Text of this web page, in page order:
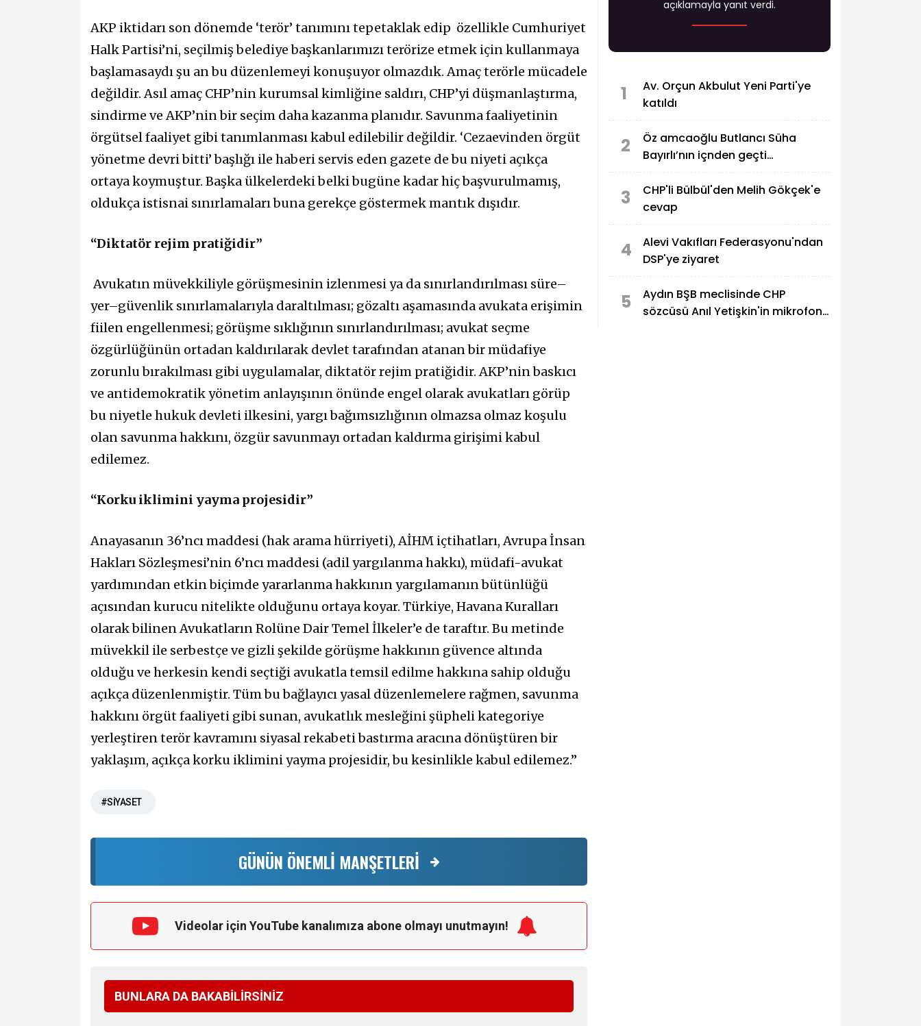
AKP iktidarı son dönemde ‘terör’ tanımını tepetaklak edip özellikle Cumhuriyet
Halk Partisi’ni, seçilmiş belediye başkanlarımızı terörize etmek için kullanmaya
başlamasaydı şu an bu düzenlemeyi konuşuyor olmazdık. Amaç terörle mücadele
değildir. Asıl amaç CHP’nin kurumsal kimliğine saldırı, CHP’yi düşmanlaştırma,
sindirme ve AKP’nin bir seçim daha kazanma planıdır. Savunma faaliyetinin
örgütsel faaliyet gibi tanımlanması kabul edilebilir değildir. ‘Cezaevinden örgüt
yönetme devri bitti’ başlığı ile haberi servis eden gazete de bu niyeti açıkça
ortaya koymuştur. Başka ülkelerdeki belki bugüne kadar hiç başvurulmamış,
oldukça istisnai sınırlamaları buna gerekçe göstermek mantık dışıdır.
“Diktatör rejim pratiğidir”
Avukatın müvekkiliyle görüşmesinin izlenmesi ya da sınırlandırılması süre–
yer–güvenlik sınırlamalarıyla daraltılması; gözaltı aşamasında avukata erişimin
fiilen engellenmesi; görüşme sıklığının sınırlandırılması; avukat seçme
özgürlüğünün ortadan kaldırılarak devlet tarafından atanan bir müdafiye
zorunlu bırakılması gibi uygulamalar, diktatör rejim pratiğidir. AKP’nin baskıcı
ve antidemokratik yönetim anlayışının önünde engel olarak avukatları görüp
bu niyetle hukuk devleti ilkesini, yargı bağımsızlığının olmazsa olmaz koşulu
olan savunma hakkını, özgür savunmayı ortadan kaldırma girişimi kabul
edilemez.
“Korku iklimini yayma projesidir”
Anayasanın 36’ncı maddesi (hak arama hürriyeti), AİHM içtihatları, Avrupa İnsan
Hakları Sözleşmesi’nin 6’ncı maddesi (adil yargılanma hakkı), müdafi-avukat
yardımından etkin biçimde yararlanma hakkının yargılamanın bütünlüğü
açısından kurucu nitelikte olduğunu ortaya koyar. Türkiye, Havana Kuralları
olarak bilinen Avukatların Rolüne Dair Temel İlkeler’e de taraftır. Bu metinde
müvekkil ile serbestçe ve gizli şekilde görüşme hakkının güvence altında
olduğu ve herkesin kendi seçtiği avukatla temsil edilme hakkına sahip olduğu
açıkça düzenlenmiştir. Tüm bu bağlayıcı yasal düzenlemelere rağmen, savunma
hakkını örgüt faaliyeti gibi sunan, avukatlık mesleğini şüpheli kategoriye
yerleştiren terör kavramını siyasal rekabeti bastırma aracına dönüştüren bir
yaklaşım, açıkça korku iklimini yayma projesidir, bu kesinlikle kabul edilemez.”
#SİYASET
GÜNÜN ÖNEMLİ MANŞETLERİ
Videolar için YouTube kanalımıza abone olmayı unutmayın!
BUNLARA DA BAKABİLİRSİNİZ
açıklamayla yanıt verdi.
1
Av. Orçun Akbulut Yeni Parti'ye
katıldı
2
Öz amcaoğlu Butlancı Süha
Bayırlı’nın içnden geçti…
3
CHP'li Bülbül'den Melih Gökçek'e
cevap
4
Alevi Vakıfları Federasyonu'ndan
DSP'ye ziyaret
5
Aydın BŞB meclisinde CHP
sözcüsü Anıl Yetişkin'in mikrofonu